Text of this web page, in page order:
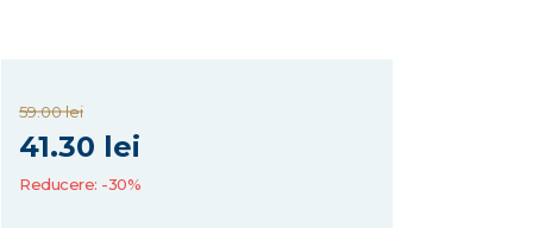
59.00 lei
41.30 lei
Reducere: -30%